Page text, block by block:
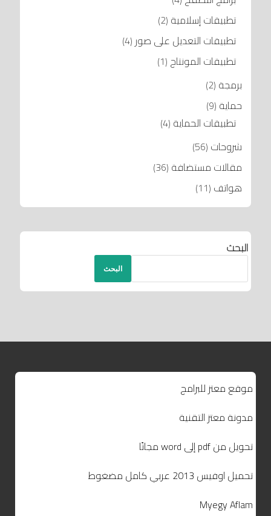
تطبيقات إسلامية (2)
تطبيقات التعديل على صور (4)
تطبيقات المونتاج (1)
برمجة (2)
حماية (9)
تطبيقات الحماية (4)
شروحات (56)
مقالات مستضافة (36)
هواتف (11)
البحث
البحث
موقع معتز للبرامج
مدونة معتز التقنية
تحويل من pdf إلى word مجانًا
تحميل اوفيس 2013 عربي كامل مضغوط
Myegy Aflam